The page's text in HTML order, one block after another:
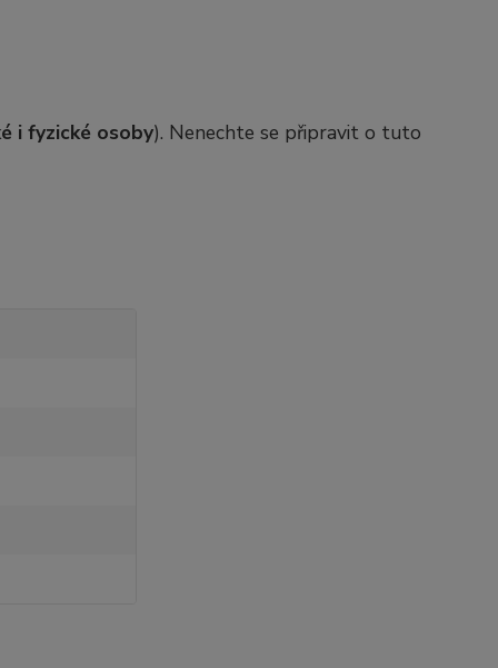
i fyzické osoby). Nenechte se připravit o tuto